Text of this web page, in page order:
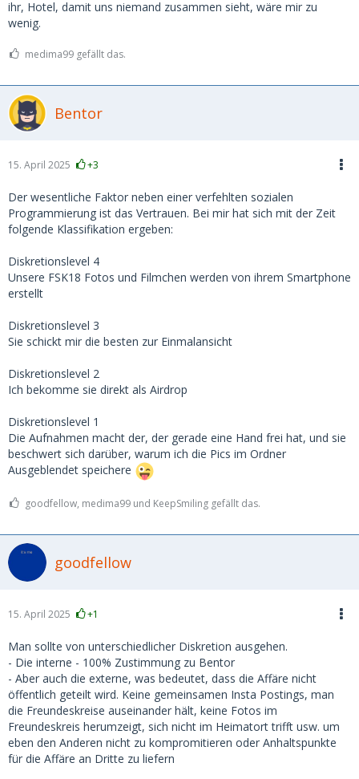
ihr, Hotel, damit uns niemand zusammen sieht, wäre mir zu
wenig.
medima99 gefällt das.
Bentor
15. April 2025 +3
Der wesentliche Faktor neben einer verfehlten sozialen
Programmierung ist das Vertrauen. Bei mir hat sich mit der Zeit
folgende Klassifikation ergeben:
Diskretionslevel 4
Unsere FSK18 Fotos und Filmchen werden von ihrem Smartphone
erstellt
Diskretionslevel 3
Sie schickt mir die besten zur Einmalansicht
Diskretionslevel 2
Ich bekomme sie direkt als Airdrop
Diskretionslevel 1
Die Aufnahmen macht der, der gerade eine Hand frei hat, und sie
beschwert sich darüber, warum ich die Pics im Ordner
Ausgeblendet speichere
goodfellow, medima99 und KeepSmiling gefällt das.
goodfellow
15. April 2025 +1
Man sollte von unterschiedlicher Diskretion ausgehen.
- Die interne - 100% Zustimmung zu Bentor
- Aber auch die externe, was bedeutet, dass die Affäre nicht
öffentlich geteilt wird. Keine gemeinsamen Insta Postings, man
die Freundeskreise auseinander hält, keine Fotos im
Freundeskreis herumzeigt, sich nicht im Heimatort trifft usw. um
eben den Anderen nicht zu kompromitieren oder Anhaltspunkte
für die Affäre an Dritte zu liefern